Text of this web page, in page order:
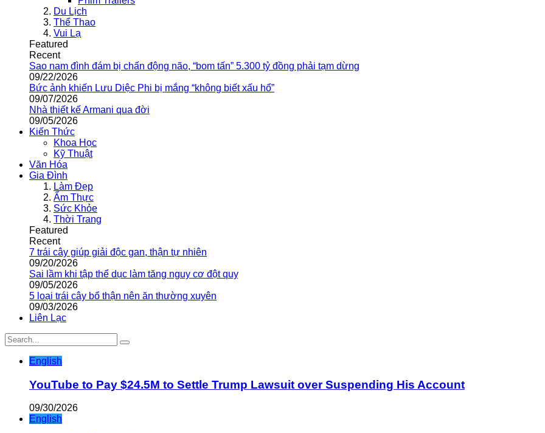
Du Lịch
Thể Thao
Vui Lạ
Featured
Recent
Sao nam đình đám bị chấn động não, “bom tấn” 5.300 tỷ đồng phải tạm dừng
09/22/2026
Bức ảnh khiến Lưu Diệc Phi bị mắng “không biết xấu hổ”
09/07/2026
Nhà thiết kế Armani qua đời
09/05/2026
Kiến Thức
Khoa Học
Kỹ Thuật
Văn Hóa
Gia Đình
Làm Đẹp
Ẩm Thực
Sức Khỏe
Thời Trang
Featured
Recent
7 trái cây giúp giải độc gan, thận tự nhiên
09/20/2026
Sai lầm khi tập thể dục làm tăng nguy cơ đột quỵ
09/05/2026
5 loại trái cây bổ thận nên ăn thường xuyên
09/03/2026
Liên Lạc
English
YouTube to Pay $24.5M to Settle Trump Lawsuit over Suspending His Account
09/30/2026
English